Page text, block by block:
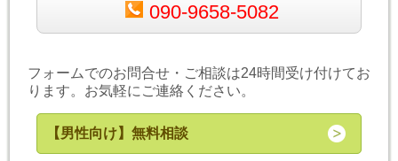
090-9658-5082
フォームでのお問合せ・ご相談は24時間受け付けてお
ります。お気軽にご連絡ください。
【男性向け】無料相談